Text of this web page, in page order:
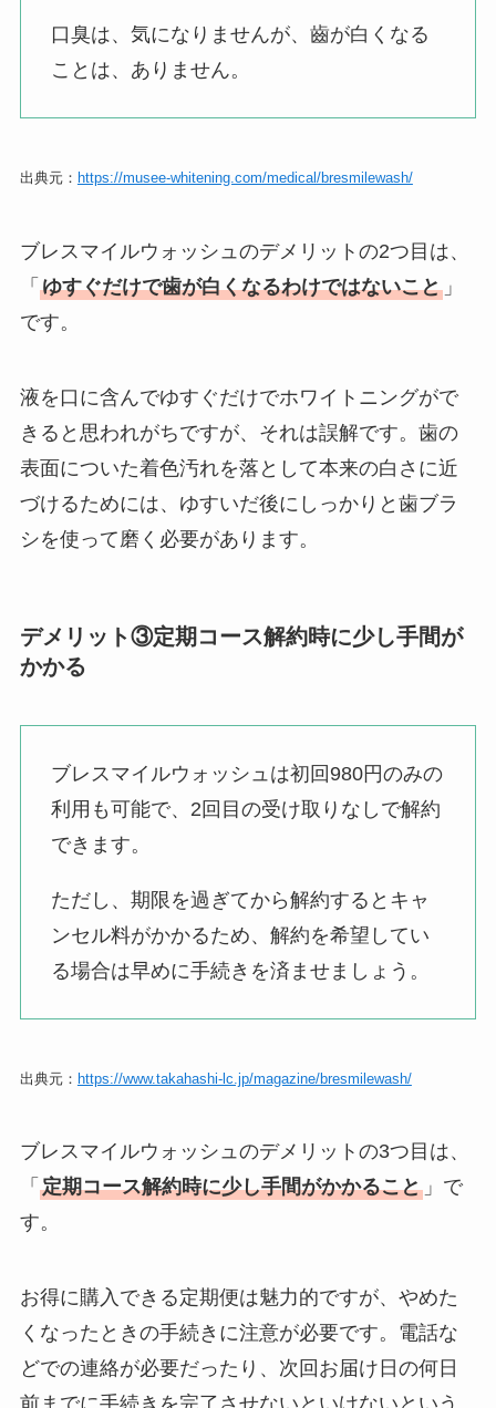
口臭は、気になりませんが、齒が白くなる
ことは、ありません。
出典元： https://musee-whitening.com/medical/bresmilewash/
ブレスマイルウォッシュのデメリットの2つ目は、
「 ゆすぐだけで歯が白くなるわけではないこと」
です。
液を口に含んでゆすぐだけでホワイトニングがで
きると思われがちですが、それは誤解です。歯の
表面についた着色汚れを落として本来の白さに近
づけるためには、ゆすいだ後にしっかりと歯ブラ
シを使って磨く必要があります。
デメリット③定期コース解約時に少し手間が
かかる
ブレスマイルウォッシュは初回980円のみの
利用も可能で、2回目の受け取りなしで解約
できます。
ただし、期限を過ぎてから解約するとキャ
ンセル料がかかるため、解約を希望してい
る場合は早めに手続きを済ませましょう。
出典元： https://www.takahashi-lc.jp/magazine/bresmilewash/
ブレスマイルウォッシュのデメリットの3つ目は、
「 定期コース解約時に少し手間がかかること」で
す。
お得に購入できる定期便は魅力的ですが、やめた
くなったときの手続きに注意が必要です。電話な
どでの連絡が必要だったり、次回お届け日の何日